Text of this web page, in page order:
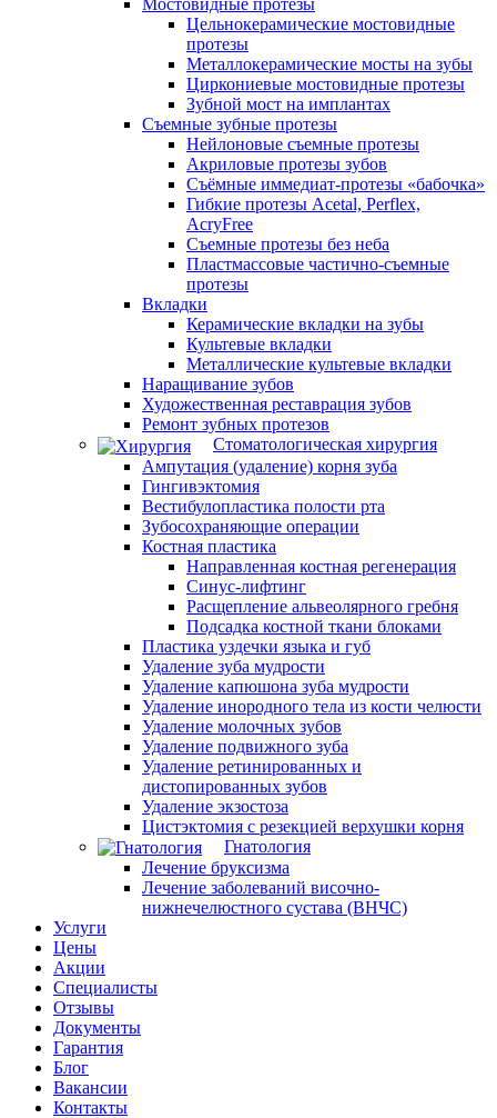
Мостовидные протезы
Цельнокерамические мостовидные
протезы
Металлокерамические мосты на зубы
Циркониевые мостовидные протезы
Зубной мост на имплантах
Съемные зубные протезы
Нейлоновые съемные протезы
Акриловые протезы зубов
Съёмные иммедиат‑протезы «бабочка»
Гибкие протезы Acetal, Perflex,
AcryFree
Съемные протезы без неба
Пластмассовые частично-съемные
протезы
Вкладки
Керамические вкладки на зубы
Культевые вкладки
Металлические культевые вкладки
Наращивание зубов
Художественная реставрация зубов
Ремонт зубных протезов
Стоматологическая хирургия
Ампутация (удаление) корня зуба
Гингивэктомия
Вестибулопластика полости рта
Зубосохраняющие операции
Костная пластика
Направленная костная регенерация
Синус-лифтинг
Расщепление альвеолярного гребня
Подсадка костной ткани блоками
Пластика уздечки языка и губ
Удаление зуба мудрости
Удаление капюшона зуба мудрости
Удаление инородного тела из кости челюсти
Удаление молочных зубов
Удаление подвижного зуба
Удаление ретинированных и
дистопированных зубов
Удаление экзостоза
Цистэктомия с резекцией верхушки корня
Гнатология
Лечение бруксизма
Лечение заболеваний височно-
нижнечелюстного сустава (ВНЧС)
Услуги
Цены
Акции
Специалисты
Отзывы
Документы
Гарантия
Блог
Вакансии
Контакты